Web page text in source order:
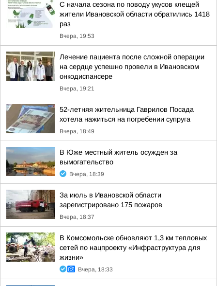
С начала сезона по поводу укусов клещей
жители Ивановской области обратились 1418
раз
Вчера, 19:53
Лечение пациента после сложной операции
на сердце успешно провели в Ивановском
онкодиспансере
Вчера, 19:21
52-летняя жительница Гаврилов Посада
хотела нажиться на погребении супруга
Вчера, 18:49
В Юже местный житель осужден за
вымогательство
Вчера, 18:39
За июль в Ивановской области
зарегистрировано 175 пожаров
Вчера, 18:37
В Комсомольске обновляют 1,3 км тепловых
сетей по нацпроекту «Инфраструктура для
жизни»
Вчера, 18:33